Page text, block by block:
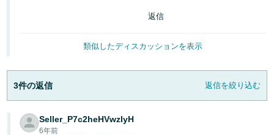
JP
English
っ
そ
く
始
る
返信
類似したディスカッションを表示
3件の返信 返信を絞り込む
Seller_P7c2heHVwzIyH
6年前